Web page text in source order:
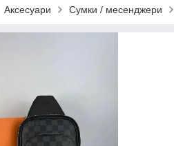
Аксесуари Сумки / месенджери